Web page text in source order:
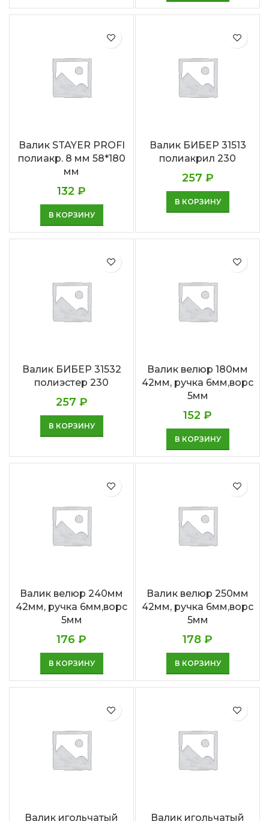
Валик STAYER PROFI
полиакр. 8 мм 58*180
мм
132 ₽
В КОРЗИНУ
Валик БИБЕР 31513
полиакрил 230
257 ₽
В КОРЗИНУ
Валик БИБЕР 31532
полиэстер 230
257 ₽
В КОРЗИНУ
Валик велюр 180мм
42мм, ручка 6мм,ворс
5мм
152 ₽
В КОРЗИНУ
Валик велюр 240мм
42мм, ручка 6мм,ворс
5мм
176 ₽
В КОРЗИНУ
Валик велюр 250мм
42мм, ручка 6мм,ворс
5мм
178 ₽
В КОРЗИНУ
Валик игольчатый
Валик игольчатый